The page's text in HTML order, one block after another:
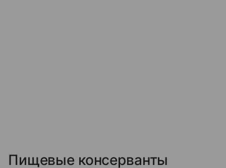
Пищевые консерванты